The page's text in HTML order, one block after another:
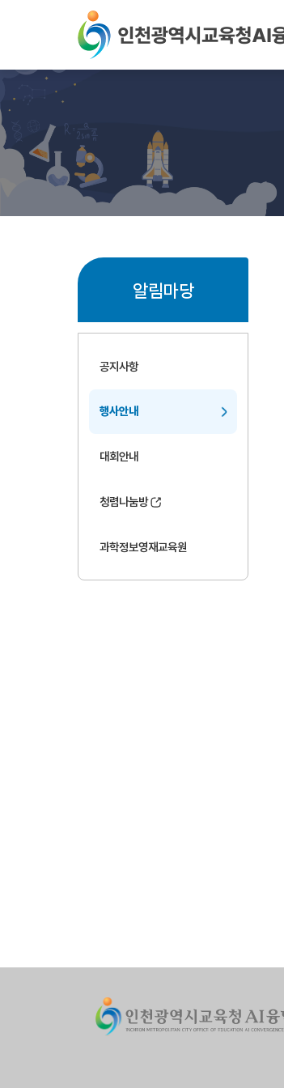
알림마당
공지사항
행사안내
대회안내
청렴나눔방
과학정보영재교육원